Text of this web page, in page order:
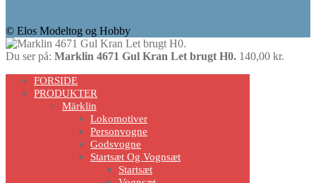
© Elos Modeltog og Hobby
Du ser på: Marklin 4671 Gul Kran Let brugt H0. 140,00 kr.
Scroll
Up
FORSIDE
PRODUKTER
Märklin
Lokomotiver
Personvogne
Godsvogne
Startsæt Og Vognsæt
Startsæt